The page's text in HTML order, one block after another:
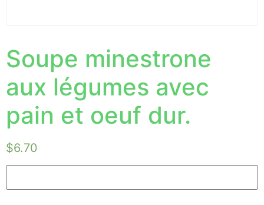
Soupe minestrone
aux légumes avec
pain et oeuf dur.
$6.70